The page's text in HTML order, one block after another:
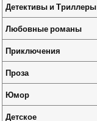
Детективы и Триллеры
Любовные романы
Приключения
Проза
Юмор
Детское